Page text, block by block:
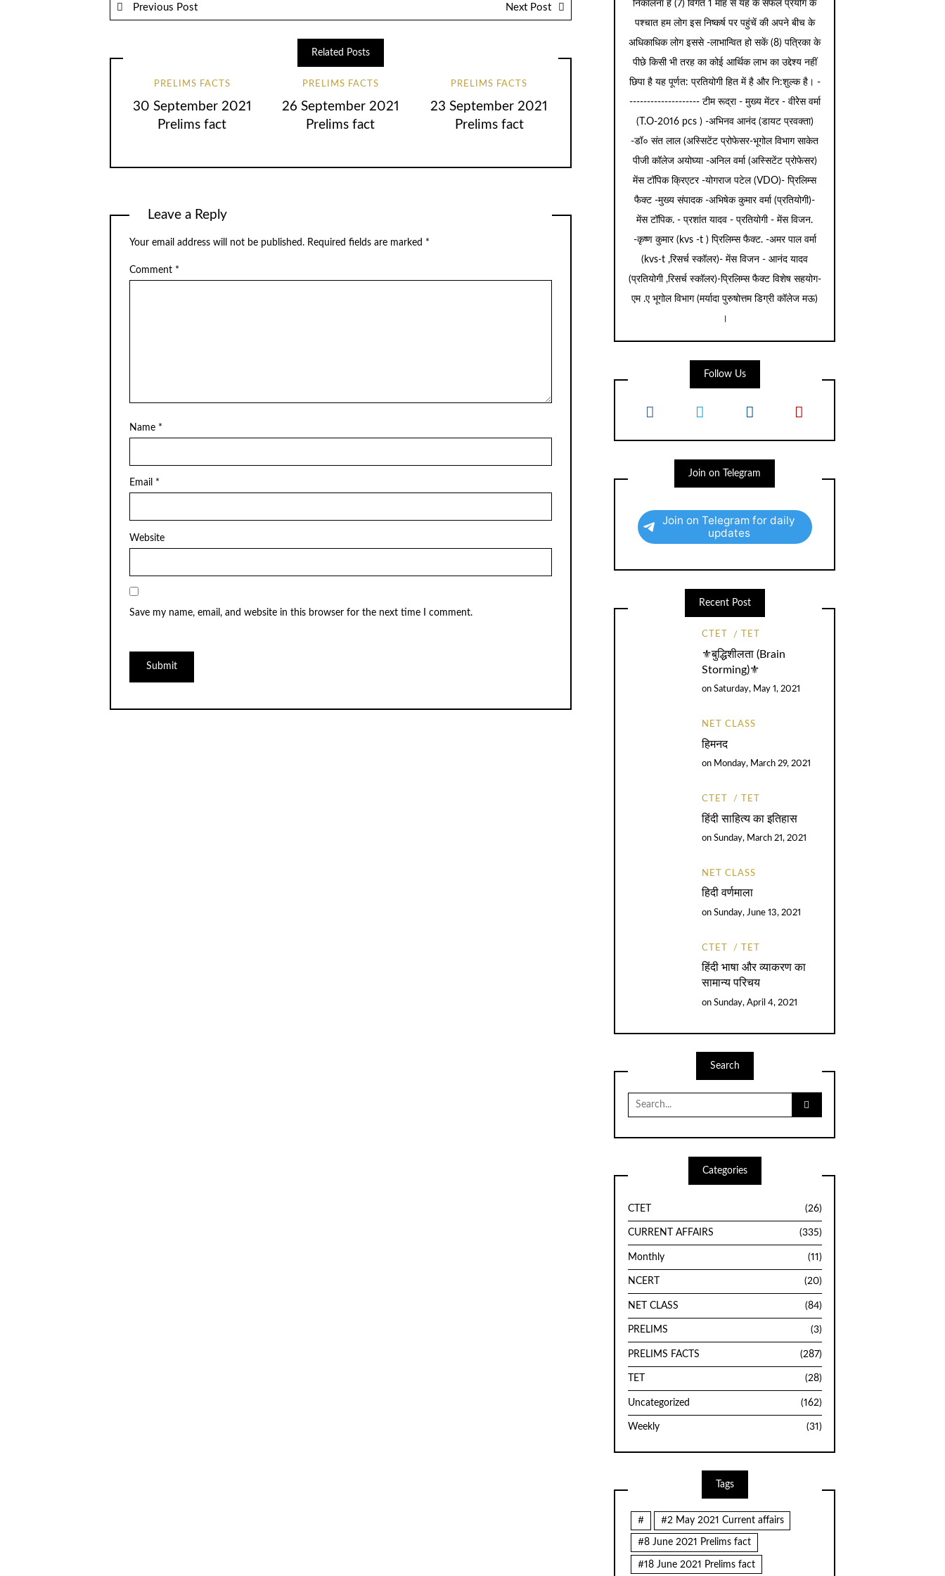
Previous Post Next Post
Related Posts
PRELIMS FACTS
30 September 2021
Prelims fact
PRELIMS FACTS
26 September 2021
Prelims fact
PRELIMS FACTS
23 September 2021
Prelims fact
Leave a Reply
Your email address will not be published. Required fields are marked *
Comment *
Name *
Email *
Website
Save my name, email, and website in this browser for the next time I comment.
निकालना है (7) विगत 1 माह से यह के सफल प्रयोग के
पश्चात हम लोग इस निष्कर्ष पर पहुंचें की अपने बीच के
अधिकाधिक लोग इससे -लाभान्वित हो सकें (8) पत्रिका के
पीछे किसी भी तरह का कोई आर्थिक लाभ का उद्देश्य नहीं
छिपा है यह पूर्णत: प्रतियोगी हित में है और नि:शुल्क है। -
-------------------- टीम रूद्रा - मुख्य मेंटर - वीरेेस वर्मा
(T.O-2016 pcs ) -अभिनव आनंद (डायट प्रवक्ता)
-डॉ० संत लाल (अस्सिटेंट प्रोफेसर-भूगोल विभाग साकेत
पीजी कॉलेज अयोघ्या -अनिल वर्मा (अस्सिटेंट प्रोफेसर)
मेंस टॉपिक क्रिएटर -योगराज पटेल (VDO)- प्रिलिम्स
फैक्ट -मुख्य संपादक -अभिषेक कुमार वर्मा (प्रतियोगी)-
मेंस टॉपिक. - प्रशांत यादव - प्रतियोगी - मेंस विजन.
-कृष्ण कुमार (kvs -t ) प्रिलिम्स फैक्ट. -अमर पाल वर्मा
(kvs-t ,रिसर्च स्कॉलर)- मेंस विजन - आनंद यादव
(प्रतियोगी ,रिसर्च स्कॉलर)-प्रिलिम्स फैक्ट विशेष सहयोग-
एम .ए भूगोल विभाग (मर्यादा पुरुषोत्तम डिग्री कॉलेज मऊ)
।
Follow Us
Join on Telegram
Join on Telegram for daily
updates
Recent Post
CTET TET
⚜️बुद्धिशीलता (Brain
Storming)⚜️
on Saturday, May 1, 2021
NET CLASS
हिमनद
on Monday, March 29, 2021
CTET TET
हिंदी साहित्य का इतिहास
on Sunday, March 21, 2021
NET CLASS
हिदी वर्णमाला
on Sunday, June 13, 2021
CTET TET
हिंदी भाषा और व्याकरण का
सामान्य परिचय
on Sunday, April 4, 2021
Search
Search
for:
Categories
CTET (26)
CURRENT AFFAIRS (335)
Monthly (11)
NCERT (20)
NET CLASS (84)
PRELIMS (3)
PRELIMS FACTS (287)
TET (28)
Uncategorized (162)
Weekly (31)
Tags
# #2 May 2021 Current affairs
#8 June 2021 Prelims fact
#18 June 2021 Prelims fact